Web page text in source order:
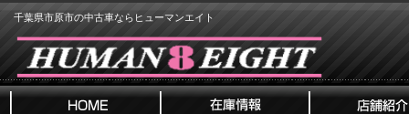
千葉県市原市の中古車ならヒューマンエイト